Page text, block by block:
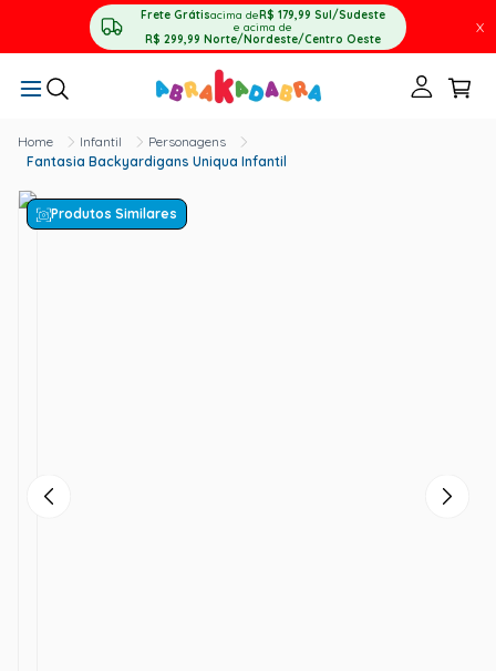
Frete Grátisacima deR$ 179,99 Sul/Sudeste
e acima de
R$ 299,99 Norte/Nordeste/Centro Oeste
X
Infantil
Personagens
Fantasia Backyardigans Uniqua Infantil
Produtos Similares